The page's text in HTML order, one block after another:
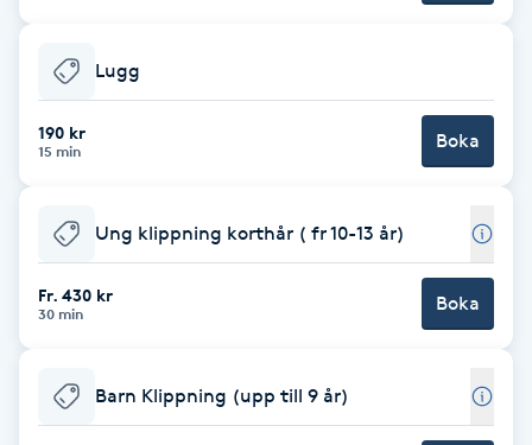
F
Face framing
Faceliftmassage
Fet hårbotten
Fibromassage
Fillers
Lugg
190 kr
15 min Boka
Ung klippning korthår ( fr 10-13 år)
Fr. 430 kr
30 min Boka
Barn Klippning (upp till 9 år)